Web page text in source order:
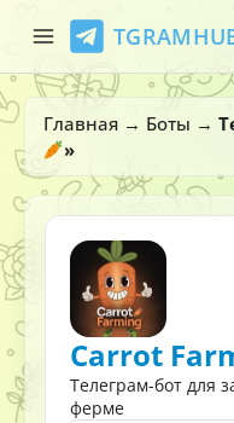
Главная
Стикеры
Эмодзи
О нас
Главная → Боты →
»
Carrot
Телеграм-бот для
ферме